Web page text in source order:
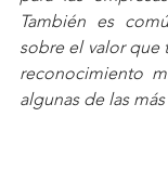
También es
sobre el valor que
reconocimiento
algunas de las